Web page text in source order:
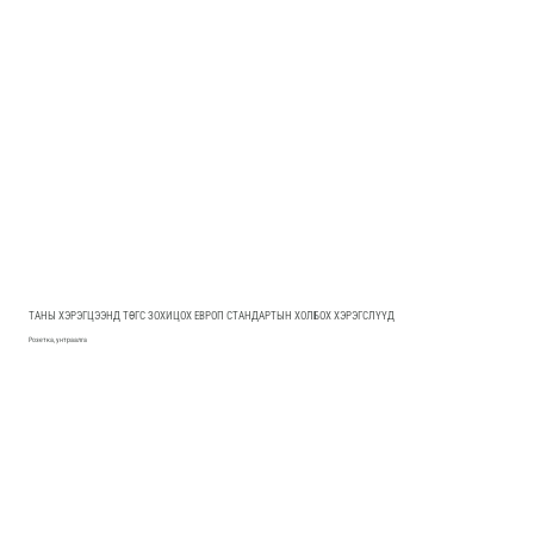
ТАНЫ ХЭРЭГЦЭЭНД ТӨГС ЗОХИЦОХ ЕВРОП СТАНДАРТЫН ХОЛБОХ ХЭРЭГСЛҮҮД
Розетка, унтраалга